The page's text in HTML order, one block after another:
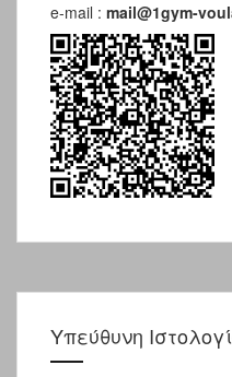
e-mail : mail@1gym-
Υπεύθυνη